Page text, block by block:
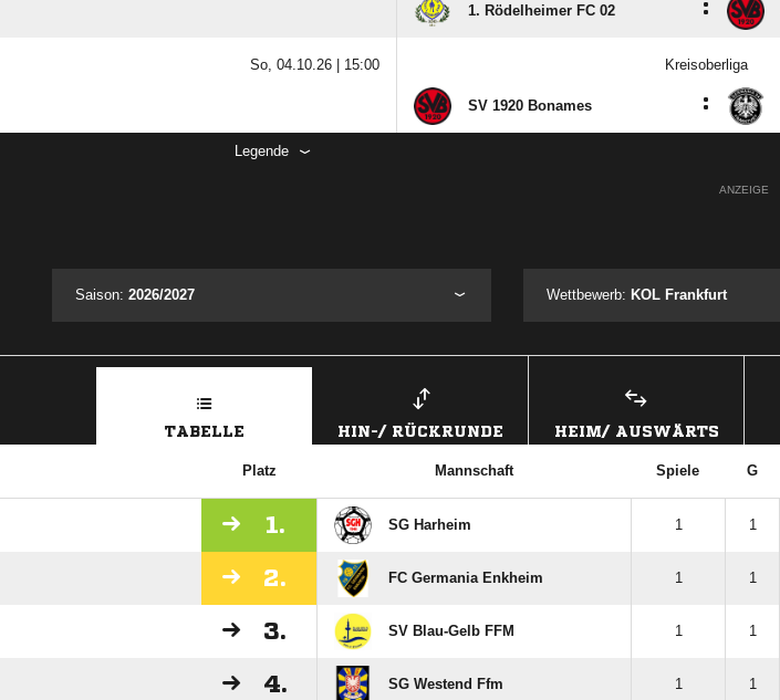
1. Rödelheimer FC 02 :
So, 04.10.26 | 15:00 Kreisoberliga
SV 1920 Bonames :
Legende
ANZEIGE
Saison: 2026/2027 Wettbewerb: KOL Frankfurt
TABELLE HIN-/ RÜCKRUNDE HEIM/ AUSWÄRTS
Platz Mannschaft Spiele G
1. SG Harheim 1 1
2. FC Germania Enkheim 1 1
3. SV Blau-Gelb FFM 1 1
4. SG Westend Ffm 1 1